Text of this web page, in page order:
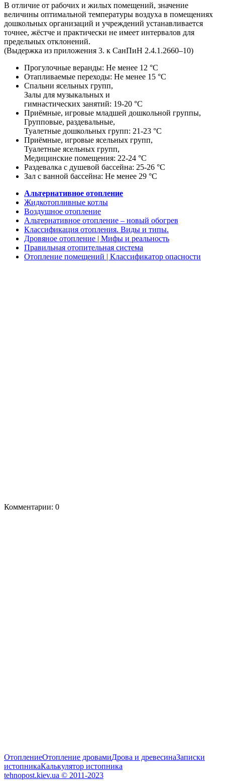
В отличие от рабочих и жилых помещений, значение
величины оптимальной температуры воздуха в помещениях
дошкольных организаций и учреждений устанавливается
точнее, жёстче и практически не имеет интервалов для
предельных отклонений.
(Выдержка из приложения 3. к СанПиН 2.4.1.2660–10)
Прогулочные веранды: Не менее 12 °С
Отапливаемые переходы: Не менее 15 °С
Спальни ясельных групп,
Залы для музыкальных и
гимнастических занятий: 19-20 °С
Приёмные, игровые младшей дошкольной группы,
Групповые, раздевальные,
Туалетные дошкольных групп: 21-23 °С
Приёмные, игровые ясельных групп,
Туалетные ясельных групп,
Медицинские помещения: 22-24 °С
Раздевалка с душевой бассейна: 25-26 °С
Зал с ванной бассейна: Не менее 29 °С
Альтернативное отопление
Жидкотопливные котлы
Воздушное отопление
Альтернативное отопление – новый обогрев
Классификация отопления. Виды и типы.
Дровяное отопление | Мифы и реальность
Правильная отопительная система
Отопление помещений | Классификатор опасности
Комментарии: 0
ОтоплениеОтопление дровамиДрова и древесинаЗаписки
истопникаКалькулятор истопника
tehnopost.kiev.ua © 2011-2023